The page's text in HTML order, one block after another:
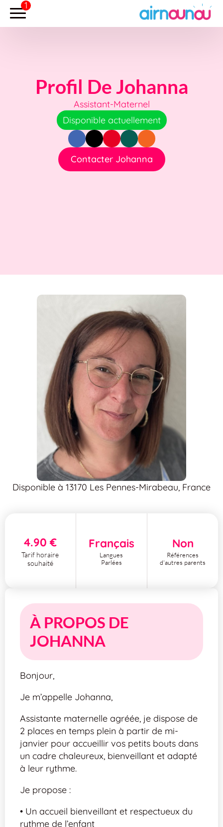
Profil De Johanna
Assistant-Maternel
Disponible actuellement
Contacter Johanna
Disponible à 13170 Les Pennes-Mirabeau, France
4.90 €
Tarif horaire
souhaité
Français
Langues
Parlées
Non
Références
d'autres parents
À PROPOS DE
JOHANNA
Bonjour,
Je m’appelle Johanna,
Assistante maternelle agréée, je dispose de
2 places en temps plein à partir de mi-
janvier pour accueillir vos petits bouts dans
un cadre chaleureux, bienveillant et adapté
à leur rythme.
Je propose :
• Un accueil bienveillant et respectueux du
rythme de l’enfant